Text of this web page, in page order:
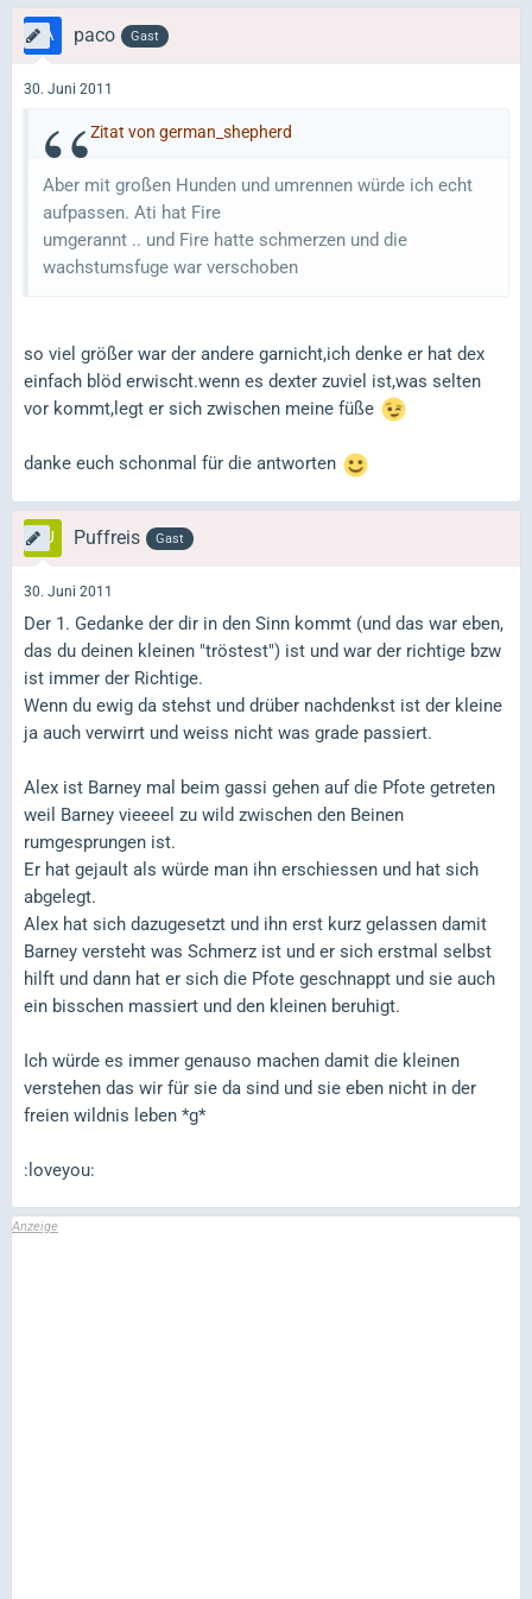
paco Gast
30. Juni 2011
Zitat von german_shepherd
Aber mit großen Hunden und umrennen würde ich echt
aufpassen. Ati hat Fire
umgerannt .. und Fire hatte schmerzen und die
wachstumsfuge war verschoben
so viel größer war der andere garnicht,ich denke er hat dex
einfach blöd erwischt.wenn es dexter zuviel ist,was selten
vor kommt,legt er sich zwischen meine füße
danke euch schonmal für die antworten
Puffreis Gast
30. Juni 2011
Der 1. Gedanke der dir in den Sinn kommt (und das war eben,
das du deinen kleinen "tröstest") ist und war der richtige bzw
ist immer der Richtige.
Wenn du ewig da stehst und drüber nachdenkst ist der kleine
ja auch verwirrt und weiss nicht was grade passiert.
Alex ist Barney mal beim gassi gehen auf die Pfote getreten
weil Barney vieeeel zu wild zwischen den Beinen
rumgesprungen ist.
Er hat gejault als würde man ihn erschiessen und hat sich
abgelegt.
Alex hat sich dazugesetzt und ihn erst kurz gelassen damit
Barney versteht was Schmerz ist und er sich erstmal selbst
hilft und dann hat er sich die Pfote geschnappt und sie auch
ein bisschen massiert und den kleinen beruhigt.
Ich würde es immer genauso machen damit die kleinen
verstehen das wir für sie da sind und sie eben nicht in der
freien wildnis leben *g*
:loveyou: